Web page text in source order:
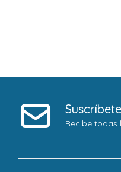
Recibe todas